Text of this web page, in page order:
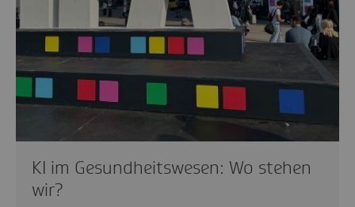
KI im Gesundheitswesen: Wo stehen
wir?